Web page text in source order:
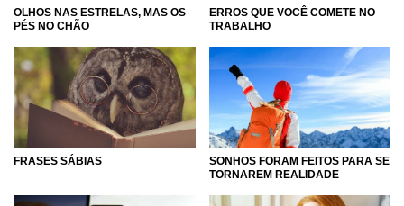
OLHOS NAS ESTRELAS, MAS OS
PÉS NO CHÃO
ERROS QUE VOCÊ COMETE NO
TRABALHO
FRASES SÁBIAS
SONHOS FORAM FEITOS PARA SE
TORNAREM REALIDADE